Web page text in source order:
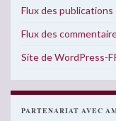
Flux des publications
Flux des
Site de WordPress-
PARTENARIAT AVEC